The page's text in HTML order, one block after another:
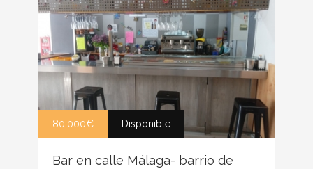
80.000€ Disponible
Bar en calle Málaga- barrio de